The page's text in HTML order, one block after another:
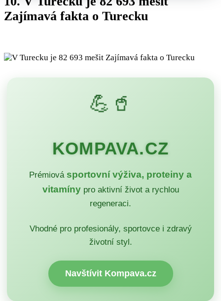
Zajímavá fakta o Turecku
💪🥤
KOMPAVA.CZ
Prémiová sportovní výživa, proteiny a
vitamínypro aktivní život a rychlou
regeneraci.
Vhodné pro profesionály, sportovce i zdravý
životní styl.
Navštívit Kompava.cz